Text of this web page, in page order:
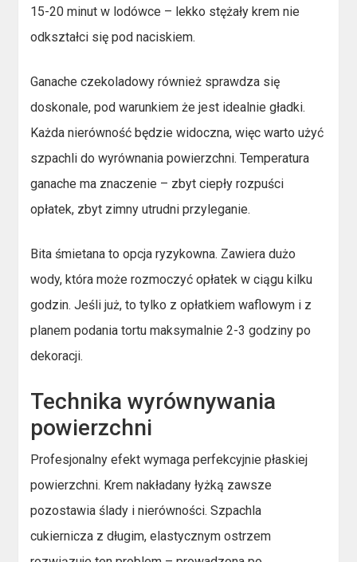
15-20 minut w lodówce – lekko stężały krem nie
odkształci się pod naciskiem.
Ganache czekoladowy również sprawdza się
doskonale, pod warunkiem że jest idealnie gładki.
Każda nierówność będzie widoczna, więc warto użyć
szpachli do wyrównania powierzchni. Temperatura
ganache ma znaczenie – zbyt ciepły rozpuści
opłatek, zbyt zimny utrudni przyleganie.
Bita śmietana to opcja ryzykowna. Zawiera dużo
wody, która może rozmoczyć opłatek w ciągu kilku
godzin. Jeśli już, to tylko z opłatkiem waflowym i z
planem podania tortu maksymalnie 2-3 godziny po
dekoracji.
Technika wyrównywania
powierzchni
Profesjonalny efekt wymaga perfekcyjnie płaskiej
powierzchni. Krem nakładany łyżką zawsze
pozostawia ślady i nierówności. Szpachla
cukiernicza z długim, elastycznym ostrzem